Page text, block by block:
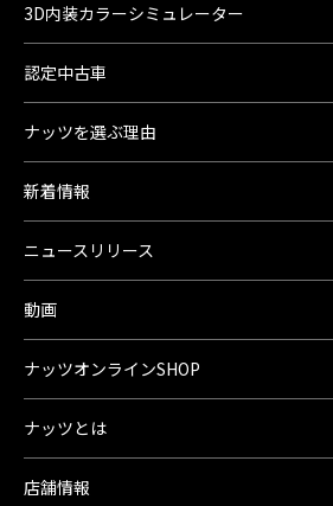
3D内装カラーシミュレーター
認定中古車
ナッツを選ぶ理由
新着情報
ニュースリリース
動画
ナッツオンラインSHOP
ナッツとは
店舗情報